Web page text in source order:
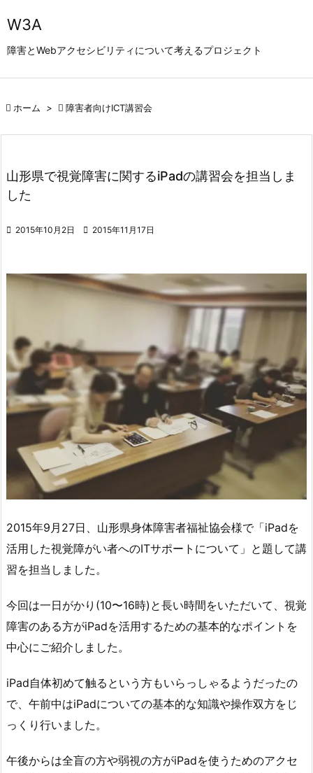
W3A
障害とWebアクセシビリティについて考えるプロジェクト


 ホーム >  障害者向けICT講習会
山形県で視覚障害に関するiPadの講習会を担当しま
した
 2015年10月2日  2015年11月17日
2015年9月27日、山形県身体障害者福祉協会様で「iPadを
活用した視覚障がい者へのITサポートについて」と題して講
習を担当しました。
今回は一日がかり(10〜16時)と長い時間をいただいて、視覚
障害のある方がiPadを活用するための基本的なポイントを
中心にご紹介しました。
iPad自体初めて触るという方もいらっしゃるようだったの
で、午前中はiPadについての基本的な知識や操作双方をじ
っくり行いました。
午後からは全盲の方や弱視の方がiPadを使うためのアクセ